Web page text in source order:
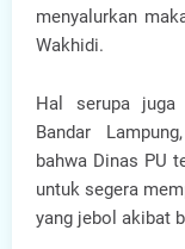
menyalurkan
Wakhidi.
Hal serupa juga
Bandar
bahwa Dinas PU
untuk segera
yang jebol akibat